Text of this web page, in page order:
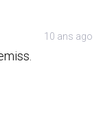
10 ans ago